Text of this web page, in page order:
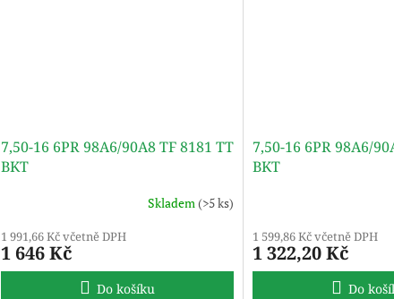
7,50-16 6PR 98A6/90A8 TF 8181 TT
BKT
Skladem(>5 ks)
1 991,66 Kč včetně DPH
1 646 Kč
Do košíku
7,50-16 6PR 98A6/
BKT
1 599,86 Kč včetně DPH
1 322,20 Kč
Do